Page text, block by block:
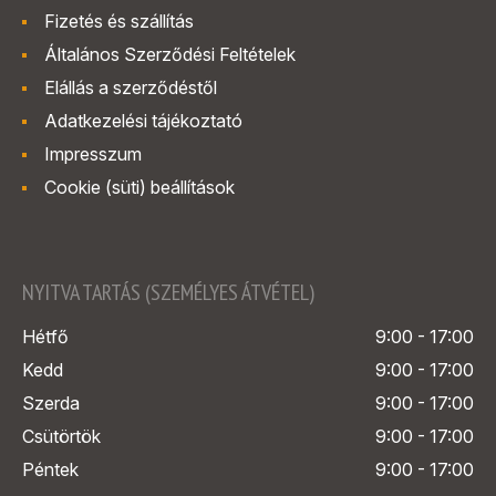
Fizetés és szállítás
Általános Szerződési Feltételek
Elállás a szerződéstől
Adatkezelési tájékoztató
Impresszum
Cookie (süti) beállítások
NYITVA TARTÁS (SZEMÉLYES ÁTVÉTEL)
Hétfő
9:00 - 17:00
Kedd
9:00 - 17:00
Szerda
9:00 - 17:00
Csütörtök
9:00 - 17:00
Péntek
9:00 - 17:00